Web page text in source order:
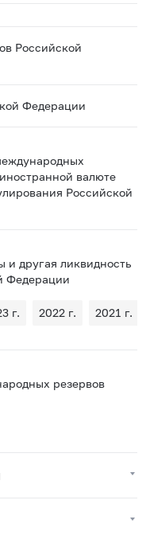
Российской
Федерации
валюте
Российской
другая ликвидность
Федерации
г. 2022 г. 2021 г.
резервов